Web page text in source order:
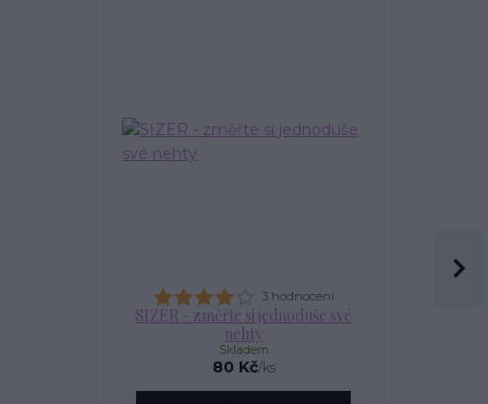
3 hodnocení
SIZER - změřte si jednoduše své
nehty
80 Kč/ks
Skladem